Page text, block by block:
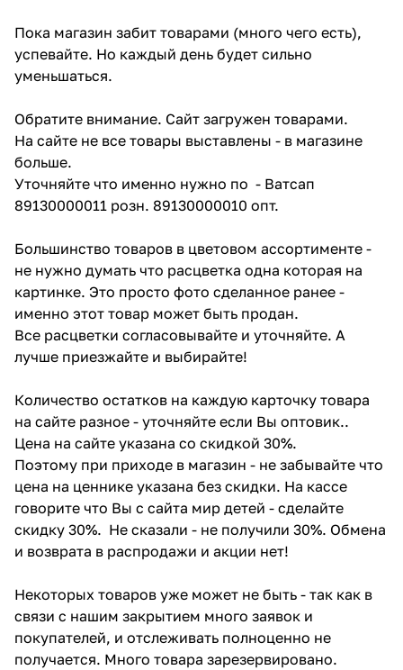
Пока магазин забит товарами (много чего есть),
успевайте. Но каждый день будет сильно
уменьшаться.
Обратите внимание. Сайт загружен товарами.
На сайте не все товары выставлены - в магазине
больше.
Уточняйте что именно нужно по - Ватсап
89130000011 розн. 89130000010 опт.
Большинство товаров в цветовом ассортименте -
не нужно думать что расцветка одна которая на
картинке. Это просто фото сделанное ранее -
именно этот товар может быть продан.
Все расцветки согласовывайте и уточняйте. А
лучше приезжайте и выбирайте!
Количество остатков на каждую карточку товара
на сайте разное - уточняйте если Вы оптовик..
Цена на сайте указана со скидкой 30%.
Поэтому при приходе в магазин - не забывайте что
цена на ценнике указана без скидки. На кассе
говорите что Вы с сайта мир детей - сделайте
скидку 30%. Не сказали - не получили 30%. Обмена
и возврата в распродажи и акции нет!
Некоторых товаров уже может не быть - так как в
связи с нашим закрытием много заявок и
покупателей, и отслеживать полноценно не
получается. Много товара зарезервировано.